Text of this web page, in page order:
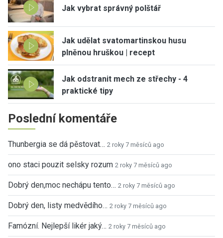
Jak vybrat správný polštář
Jak udělat svatomartinskou husu
plněnou hruškou | recept
Jak odstranit mech ze střechy - 4
praktické tipy
Poslední komentáře
Thunbergia se dá pěstovat… 2 roky 7 měsíců ago
ono staci pouzit selsky rozum 2 roky 7 měsíců ago
Dobrý den,moc nechápu tento… 2 roky 7 měsíců ago
Dobrý den, listy medvědího… 2 roky 7 měsíců ago
Famózní. Nejlepší likér jaký… 2 roky 7 měsíců ago